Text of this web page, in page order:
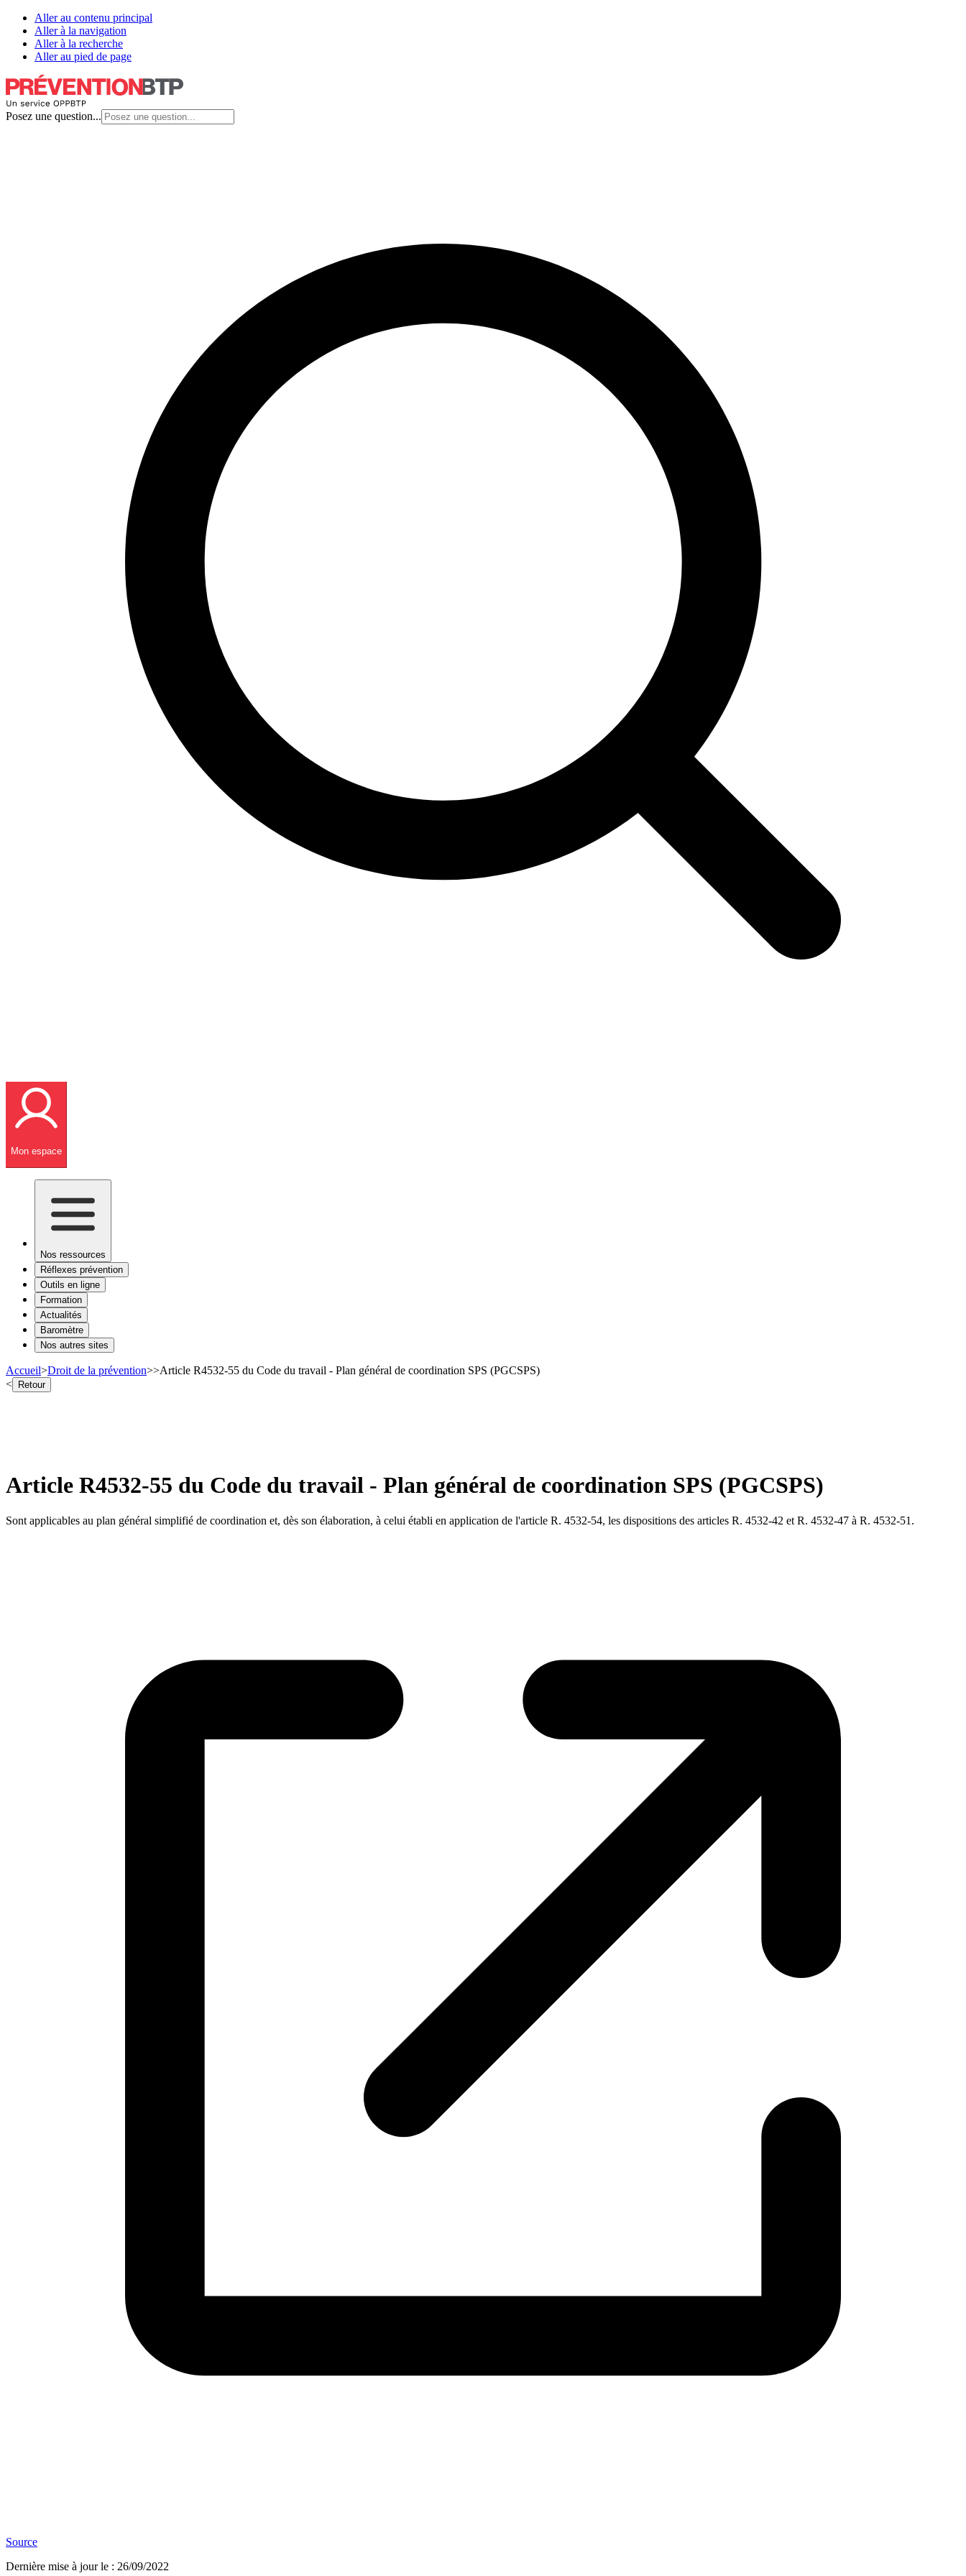
Aller au contenu principal
Aller à la navigation
Aller à la recherche
Aller au pied de page
Posez une question...
Mon espace
Nos ressources
Réflexes prévention
Outils en ligne
Formation
Actualités
Baromètre
Nos autres sites
Accueil>Droit de la prévention>>Article R4532-55 du Code du travail - Plan général de coordination SPS (PGCSPS)
< Retour
Article R4532-55 du Code du travail - Plan général de coordination SPS (PGCSPS)
Sont applicables au plan général simplifié de coordination et, dès son élaboration, à celui établi en application de l'article R. 4532-54, les dispositions des articles R. 4532-42 et R. 4532-47 à R. 4532-51.
Source
Dernière mise à jour le : 26/09/2022